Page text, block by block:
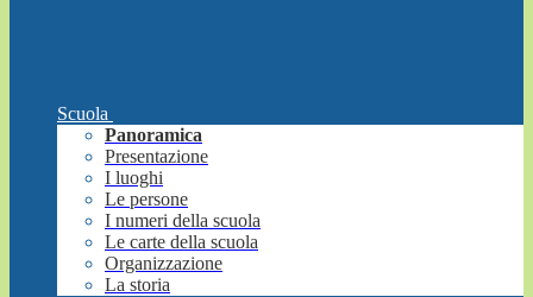
Scuola
Panoramica
Presentazione
I luoghi
Le persone
I numeri della scuola
Le carte della scuola
Organizzazione
La storia